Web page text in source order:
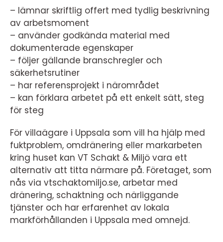
– lämnar skriftlig offert med tydlig beskrivning
av arbetsmoment
– använder godkända material med
dokumenterade egenskaper
– följer gällande branschregler och
säkerhetsrutiner
– har referensprojekt i närområdet
– kan förklara arbetet på ett enkelt sätt, steg
för steg
För villaägare i Uppsala som vill ha hjälp med
fuktproblem, omdränering eller markarbeten
kring huset kan VT Schakt & Miljö vara ett
alternativ att titta närmare på. Företaget, som
nås via vtschaktomiljo.se, arbetar med
dränering, schaktning och närliggande
tjänster och har erfarenhet av lokala
markförhållanden i Uppsala med omnejd.